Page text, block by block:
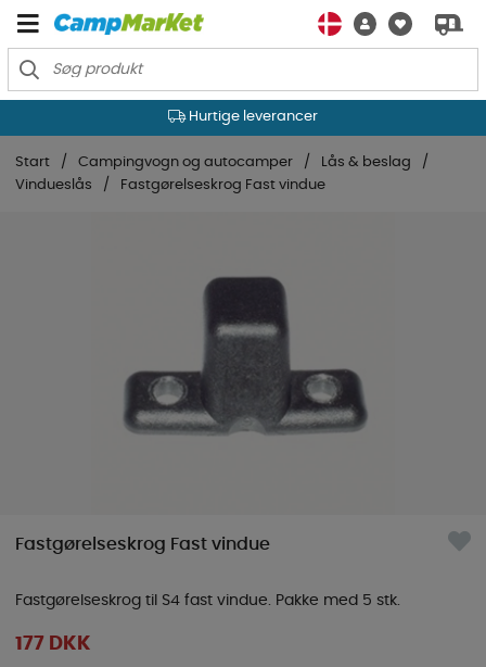
Hurtige leverancer
Start Campingvogn og autocamper
Lås & beslag
Vindueslås
Fastgørelseskrog Fast vindue
Fastgørelseskrog Fast vindue
Fastgørelseskrog til S4 fast vindue. Pakke med 5 stk.
177 DKK